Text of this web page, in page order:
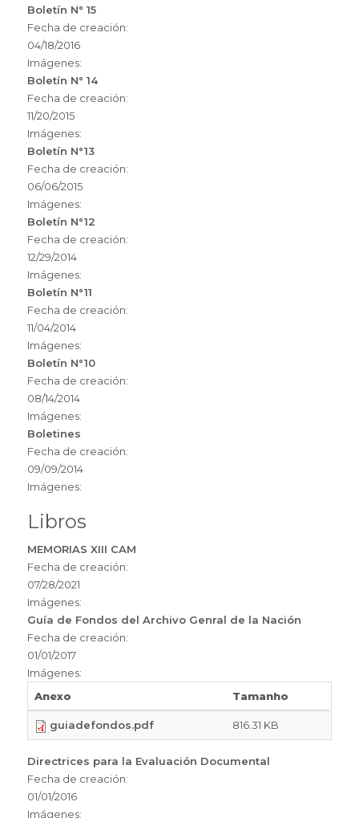
Boletín N° 15
Fecha de creación:
04/18/2016
Imágenes:
Boletín N° 14
Fecha de creación:
11/20/2015
Imágenes:
Boletín N°13
Fecha de creación:
06/06/2015
Imágenes:
Boletín N°12
Fecha de creación:
12/29/2014
Imágenes:
Boletín N°11
Fecha de creación:
11/04/2014
Imágenes:
Boletín N°10
Fecha de creación:
08/14/2014
Imágenes:
Boletines
Fecha de creación:
09/09/2014
Imágenes:
Libros
MEMORIAS XIII CAM
Fecha de creación:
07/28/2021
Imágenes:
Guía de Fondos del Archivo Genral de la Nación
Fecha de creación:
01/01/2017
Imágenes:
Anexo
Tamanho
guiadefondos.pdf 816.31 KB
Directrices para la Evaluación Documental
Fecha de creación:
01/01/2016
Imágenes: